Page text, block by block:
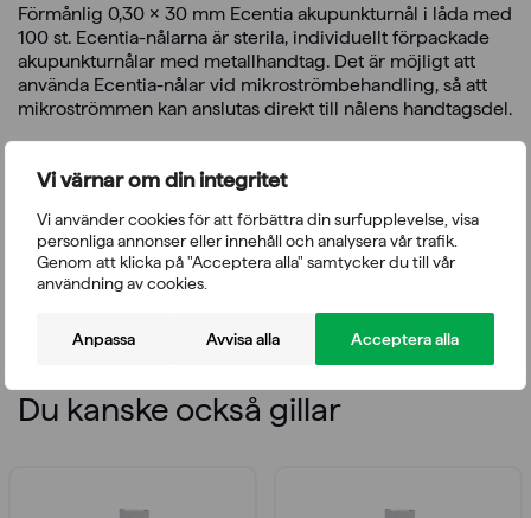
Vi värnar om din integritet
Vi använder cookies för att förbättra din surfupplevelse, visa
personliga annonser eller innehåll och analysera vår trafik.
Genom att klicka på "Acceptera alla" samtycker du till vår
användning av cookies.
Anpassa Avvisa alla Acceptera alla
Förmånlig 0,30 x 30 mm Ecentia akupunkturnål i låda med
100 st. Ecentia-nålarna är sterila, individuellt förpackade
akupunkturnålar med metallhandtag. Det är möjligt att
använda Ecentia-nålar vid mikroströmbehandling, så att
mikroströmmen kan anslutas direkt till nålens handtagsdel.
Storlek 0,30 x 35 mm
Grossistförpackning om 6 låda
Steril, individuellt förpackadakupunkturnål utan
styrhylsa
CE-märkt medicinteknisk produkt
Du kanske också gillar